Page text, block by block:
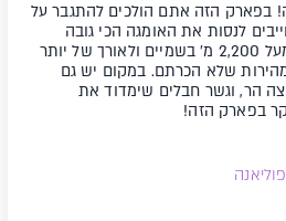
בפארק הזה אתם הולכים להתגבר על
לנסות את האומגה הכי גובה
וארוכה ברוסיה! בגובה של מעל 2,200 מ' בשמיים ולאורך של יותר
שלא הכרתם. במקום יש גם
הר, וגשר חבלים שימדוד את
בפארק הזה!